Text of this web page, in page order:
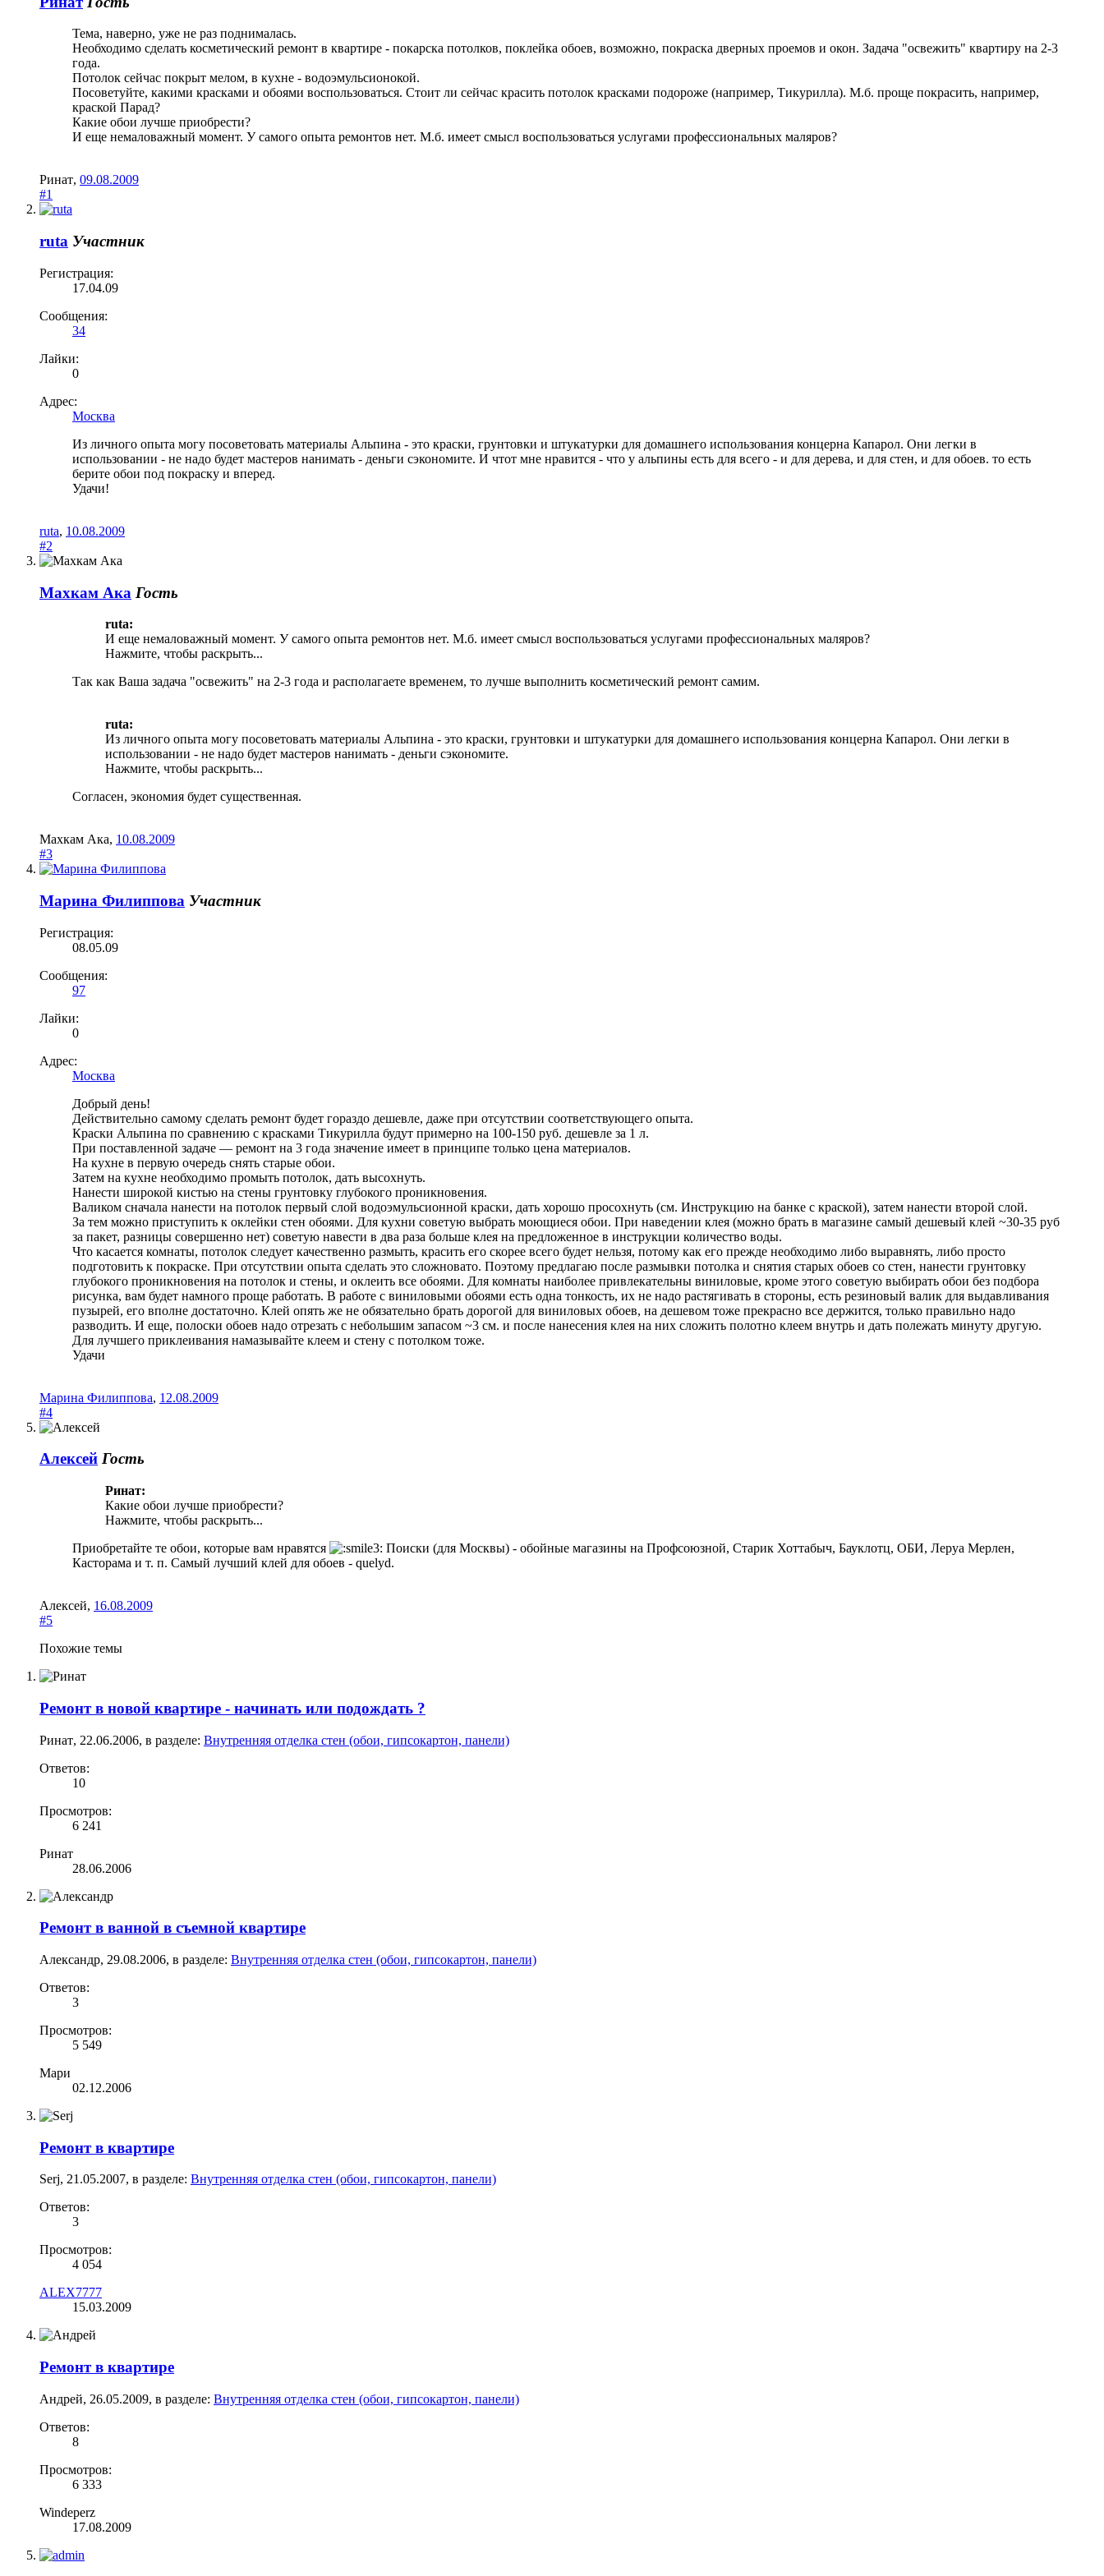
Тема, наверно, уже не раз поднималась.
Необходимо сделать косметический ремонт в квартире - покарска потолков, поклейка обоев, возможно, покраска дверных проемов и окон. Задача "освежить" квартиру на 2-3
года.
Потолок сейчас покрыт мелом, в кухне - водоэмульсионокой.
Посоветуйте, какими красками и обоями воспользоваться. Стоит ли сейчас красить потолок красками подороже (например, Тикурилла). М.б. проще покрасить, например,
краской Парад?
Какие обои лучше приобрести?
И еще немаловажный момент. У самого опыта ремонтов нет. М.б. имеет смысл воспользоваться услугами профессиональных маляров?
Ринат, 09.08.2009
#1
ruta Участник
Регистрация:
17.04.09
Сообщения:
34
Лайки:
0
Адрес:
Москва
Из личного опыта могу посоветовать материалы Альпина - это краски, грунтовки и штукатурки для домашнего использования концерна Капарол. Они легки в
использовании - не надо будет мастеров нанимать - деньги сэкономите. И чтот мне нравится - что у альпины есть для всего - и для дерева, и для стен, и для обоев. то есть
берите обои под покраску и вперед.
Удачи!
ruta, 10.08.2009
#2
Махкам Ака Гость
ruta:
И еще немаловажный момент. У самого опыта ремонтов нет. М.б. имеет смысл воспользоваться услугами профессиональных маляров?
Нажмите, чтобы раскрыть...
Так как Ваша задача "освежить" на 2-3 года и располагаете временем, то лучше выполнить косметический ремонт самим.
ruta:
Из личного опыта могу посоветовать материалы Альпина - это краски, грунтовки и штукатурки для домашнего использования концерна Капарол. Они легки в
использовании - не надо будет мастеров нанимать - деньги сэкономите.
Нажмите, чтобы раскрыть...
Согласен, экономия будет существенная.
Махкам Ака, 10.08.2009
#3
Марина Филиппова Участник
Регистрация:
08.05.09
Сообщения:
97
Лайки:
0
Адрес:
Москва
Добрый день!
Действительно самому сделать ремонт будет гораздо дешевле, даже при отсутствии соответствующего опыта.
Краски Альпина по сравнению с красками Тикурилла будут примерно на 100-150 руб. дешевле за 1 л.
При поставленной задаче — ремонт на 3 года значение имеет в принципе только цена материалов.
На кухне в первую очередь снять старые обои.
Затем на кухне необходимо промыть потолок, дать высохнуть.
Нанести широкой кистью на стены грунтовку глубокого проникновения.
Валиком сначала нанести на потолок первый слой водоэмульсионной краски, дать хорошо просохнуть (см. Инструкцию на банке с краской), затем нанести второй слой.
За тем можно приступить к оклейки стен обоями. Для кухни советую выбрать моющиеся обои. При наведении клея (можно брать в магазине самый дешевый клей ~30-35 руб
за пакет, разницы совершенно нет) советую навести в два раза больше клея на предложенное в инструкции количество воды.
Что касается комнаты, потолок следует качественно размыть, красить его скорее всего будет нельзя, потому как его прежде необходимо либо выравнять, либо просто
подготовить к покраске. При отсутствии опыта сделать это сложновато. Поэтому предлагаю после размывки потолка и снятия старых обоев со стен, нанести грунтовку
глубокого проникновения на потолок и стены, и оклеить все обоями. Для комнаты наиболее привлекательны виниловые, кроме этого советую выбирать обои без подбора
рисунка, вам будет намного проще работать. В работе с виниловыми обоями есть одна тонкость, их не надо растягивать в стороны, есть резиновый валик для выдавливания
пузырей, его вполне достаточно. Клей опять же не обязательно брать дорогой для виниловых обоев, на дешевом тоже прекрасно все держится, только правильно надо
разводить. И еще, полоски обоев надо отрезать с небольшим запасом ~3 см. и после нанесения клея на них сложить полотно клеем внутрь и дать полежать минуту другую.
Для лучшего приклеивания намазывайте клеем и стену с потолком тоже.
Удачи
Марина Филиппова, 12.08.2009
#4
Алексей Гость
Ринат:
Какие обои лучше приобрести?
Нажмите, чтобы раскрыть...
Приобретайте те обои, которые вам нравятся
Поиски (для Москвы) - обойные магазины на Профсоюзной, Старик Хоттабыч, Бауклотц, ОБИ, Леруа Мерлен,
Касторама и т. п. Самый лучший клей для обоев - quelyd.
Алексей, 16.08.2009
#5
Похожие темы
Ремонт в новой квартире - начинать или подождать ?
Ринат, 22.06.2006, в разделе: Внутренняя отделка стен (обои, гипсокартон, панели)
Ответов:
10
Просмотров:
6 241
Ринат
28.06.2006
Ремонт в ванной в съемной квартире
Александр, 29.08.2006, в разделе: Внутренняя отделка стен (обои, гипсокартон, панели)
Ответов:
3
Просмотров:
5 549
Мари
02.12.2006
Ремонт в квартире
Serj, 21.05.2007, в разделе: Внутренняя отделка стен (обои, гипсокартон, панели)
Ответов:
3
Просмотров:
4 054
ALEX7777
15.03.2009
Ремонт в квартире
Андрей, 26.05.2009, в разделе: Внутренняя отделка стен (обои, гипсокартон, панели)
Ответов:
8
Просмотров:
6 333
Windeperz
17.08.2009